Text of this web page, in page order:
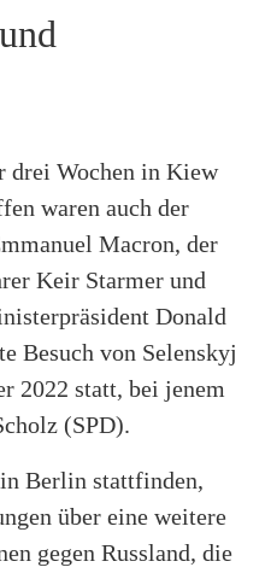
drei Wochen in Kiew
waren auch der
Macron, der
Keir Starmer und
Donald
Besuch von Selenskyj
2022 statt, bei jenem
(SPD).
Berlin stattfinden,
über eine weitere
gegen Russland, die